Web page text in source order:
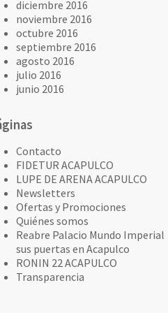
diciembre 2016
noviembre 2016
octubre 2016
septiembre 2016
agosto 2016
julio 2016
junio 2016
Contacto
FIDETUR ACAPULCO
LUPE DE ARENA ACAPULCO
Newsletters
Ofertas y Promociones
Quiénes somos
Reabre Palacio Mundo Imperial
sus puertas en Acapulco
RONIN 22 ACAPULCO
Transparencia